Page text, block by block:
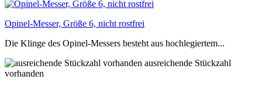
Opinel-Messer, Größe 6, nicht rostfrei
Die Klinge des Opinel-Messers besteht aus hochlegiertem...
ausreichende Stückzahl
vorhanden